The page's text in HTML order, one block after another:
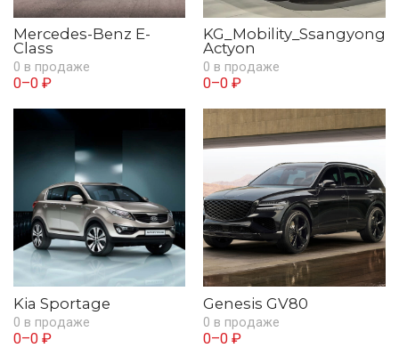
Mercedes-Benz E-
Class
0 в продаже
0–0 ₽
KG_Mobility_Ssangyong
Actyon
0 в продаже
0–0 ₽
Kia Sportage
0 в продаже
0–0 ₽
Genesis GV80
0 в продаже
0–0 ₽